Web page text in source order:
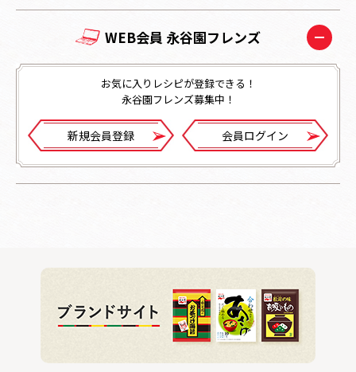
WEB会員 永谷園フレンズ
お気に入りレシピが登録できる！
永谷園フレンズ募集中！
新規会員登録 会員ログイン